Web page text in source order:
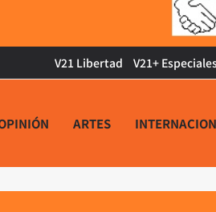
V21 Libertad V21+
ARTES